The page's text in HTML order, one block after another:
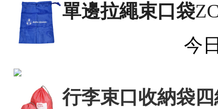
單邊拉繩束口袋
今
行李束口收納袋